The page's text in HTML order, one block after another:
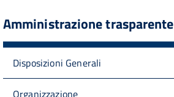
Amministrazione trasparente
Disposizioni Generali
Organizzazione